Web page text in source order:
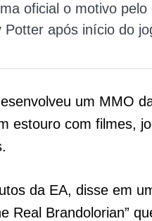
oficial o motivo pelo
após início do
um MMO
estouro com filmes,
da EA, disse em
Real Brandolorian”